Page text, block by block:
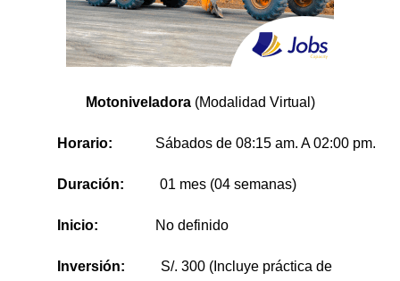
Motoniveladora (Modalidad Virtual)
Horario: Sábados de 08:15 am. A 02:00 pm.
Duración: 01 mes (04 semanas)
Inicio: No definido
Inversión:
S/. 300 (Incluye práctica de